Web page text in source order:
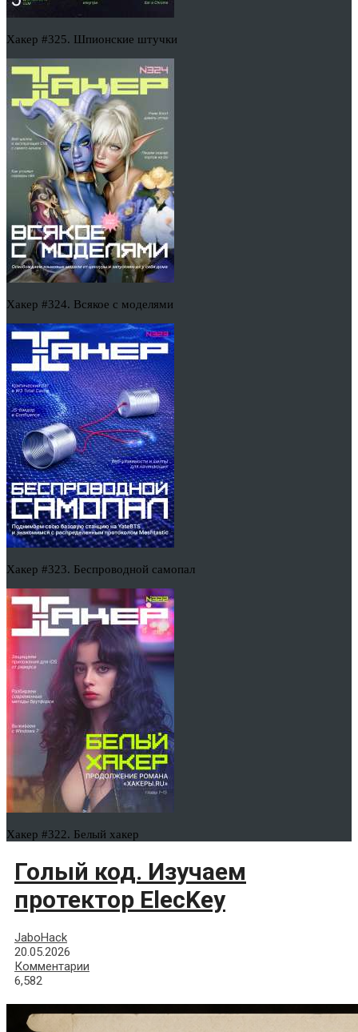
Хакер #325. Шпионские штучки
Хакер #324. Всякое с моделями
Хакер #323. Беспроводной самопал
Хакер #322. Белый хакер
Голый код. Изучаем
протектор ElecKey
JaboHack
20.05.2026
Комментарии
6,582